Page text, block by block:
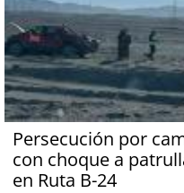
Persecución por
con choque a
en Ruta B-24